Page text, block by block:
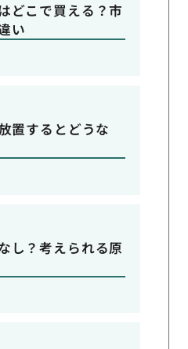
どこで買える？市
い
置するとどうな
し？考えられる原